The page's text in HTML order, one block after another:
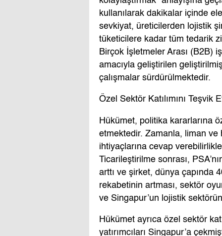
kullanılarak dakikalar içinde
sevkiyat, üreticilerden lojistik
tüketicilere kadar tüm tedarik
Birçok İşletmeler Arası (B2B)
amacıyla geliştirilen
çalışmalar sürdürülmektedir.
Özel Sektör Katılımını Teşvik
Hükümet, politika kararlarına
etmektedir. Zamanla, liman ve
ihtiyaçlarına cevap
Ticarileştirilme sonrası,
arttı ve şirket, dünya çapında
rekabetinin artması, sektör
ve Singapur’un lojistik
Hükümet ayrıca özel sektör
yatırımcıları Singapur’a